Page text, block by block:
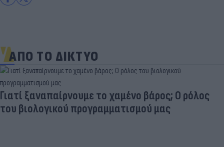
ΑΠΟ ΤΟ ΔΙΚΤΥΟ
Γιατί ξαναπαίρνουμε το χαμένο βάρος; Ο ρόλος
του βιολογικού προγραμματισμού μας